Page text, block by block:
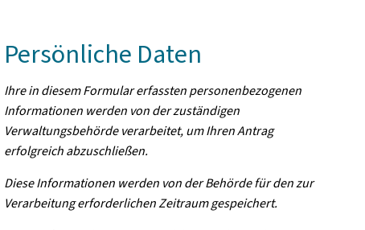
Persönliche Daten
Ihre in diesem Formular erfassten personenbezogenen
Informationen werden von der zuständigen
Verwaltungsbehörde verarbeitet, um Ihren Antrag
erfolgreich abzuschließen.
Diese Informationen werden von der Behörde für den zur
Verarbeitung erforderlichen Zeitraum gespeichert.